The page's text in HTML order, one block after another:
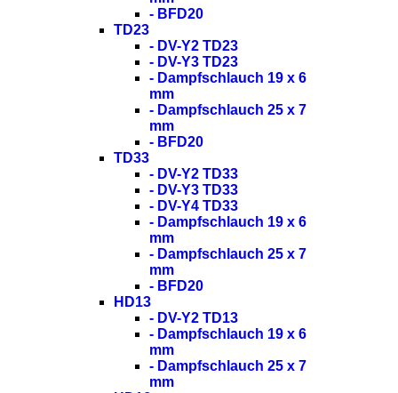
- BFD20
TD23
- DV-Y2 TD23
- DV-Y3 TD23
- Dampfschlauch 19 x 6
mm
- Dampfschlauch 25 x 7
mm
- BFD20
TD33
- DV-Y2 TD33
- DV-Y3 TD33
- DV-Y4 TD33
- Dampfschlauch 19 x 6
mm
- Dampfschlauch 25 x 7
mm
- BFD20
HD13
- DV-Y2 TD13
- Dampfschlauch 19 x 6
mm
- Dampfschlauch 25 x 7
mm